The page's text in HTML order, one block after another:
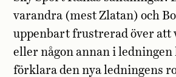
varandra (mest Zlatan) och
uppenbart frustrerad över att
eller någon annan i ledningen
förklara den nya ledningens